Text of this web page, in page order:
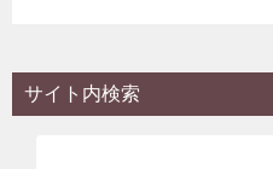
サイト内検索